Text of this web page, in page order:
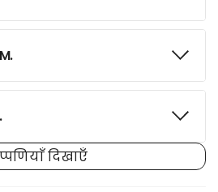
दिखाएँ